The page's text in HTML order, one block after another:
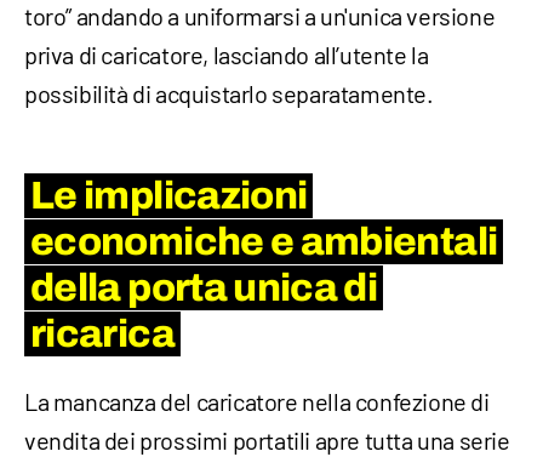
toro” andando a uniformarsi a un'unica versione
priva di caricatore, lasciando all’utente la
possibilità di acquistarlo separatamente.
Le implicazioni
economiche e ambientali
della porta unica di
ricarica
La mancanza del caricatore nella confezione di
vendita dei prossimi portatili apre tutta una serie